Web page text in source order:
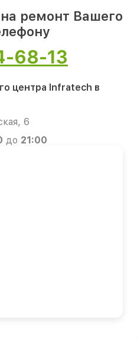
ремонт Вашего
68-13
центра Infratech в
6
до 21:00